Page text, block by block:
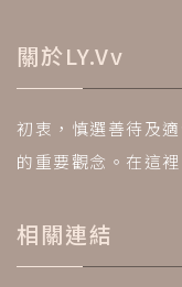
關於LY.Vv
初衷，慎選善待及
的重要觀念。在這
相關連結